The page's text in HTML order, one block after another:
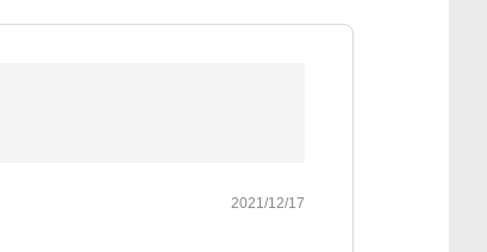
2021/12/17